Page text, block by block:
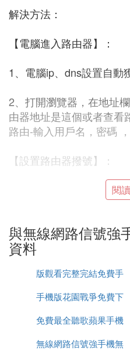
解決方法：
【電腦進入路由器】：
1、電腦ip、dns設置自動
2、打開瀏覽器，在地址
由器地址是這個或者查看
路由-輸入用戶名，密碼
【設置路由器撥號】：
1、在【設置向導】里，
是ADSL撥號）這一項，
2、在【網路參數】--【
這一項。下面就是選擇【
3. 路由器連接上了手機
可能會是路由器斷網或寬
電源重啟試試，如果仍不
路路由器使用和設置：
閱
與無線網路信號強
資料
版觀看完整完結免費手
機在線
手機版花園戰爭免費下
載視頻
免費最全聽歌蘋果手機
app推薦
無線網路信號強手機無